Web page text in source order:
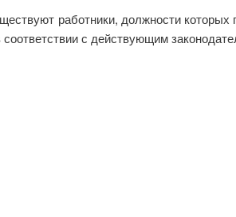
работники, должности
с действующим